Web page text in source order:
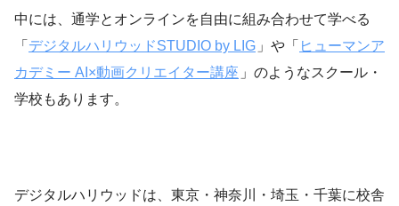
中には、通学とオンラインを自由に組み合わせて学べる
「 デジタルハリウッドSTUDIO by LIG 」や「 ヒューマンア
カデミー AI×動画クリエイター講座 」のようなスクール・
学校もあります。
デジタルハリウッドは、東京・神奈川・埼玉・千葉に校舎